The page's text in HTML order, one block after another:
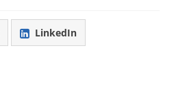
LinkedIn